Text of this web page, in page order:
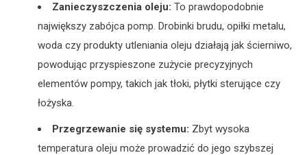
Zanieczyszczenia oleju: To prawdopodobnie
największy zabójca pomp. Drobinki brudu, opiłki metalu,
woda czy produkty utleniania oleju działają jak ścierniwo,
powodując przyspieszone zużycie precyzyjnych
elementów pompy, takich jak tłoki, płytki sterujące czy
łożyska.
Przegrzewanie się systemu: Zbyt wysoka
temperatura oleju może prowadzić do jego szybszej